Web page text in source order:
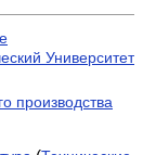
Университет
производства